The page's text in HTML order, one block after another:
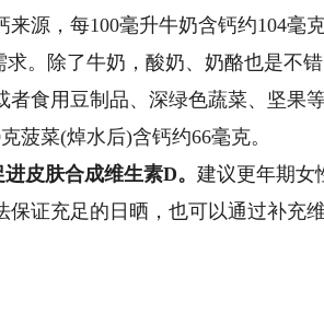
源，每100毫升牛奶含钙约104毫
求。除了牛奶，酸奶、奶酪也是不
食用豆制品、深绿色蔬菜、坚果
菠菜(焯水后)含钙约66毫克。
皮肤合成维生素D。建议更年期女
保证充足的日晒，也可以通过补充